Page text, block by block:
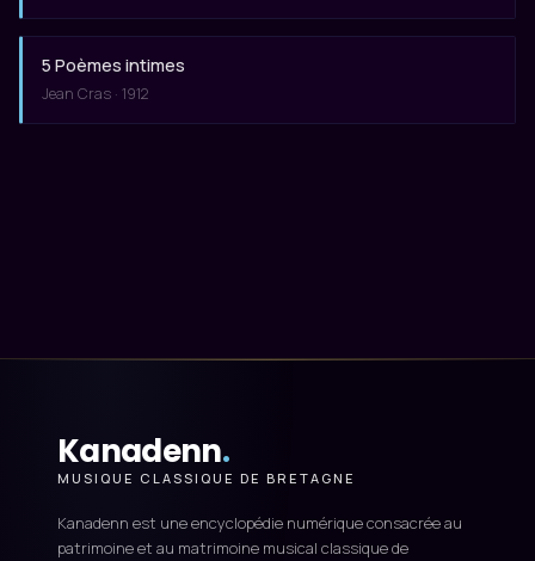
5 Poèmes intimes
Jean Cras · 1912
Kanadenn.
MUSIQUE CLASSIQUE DE BRETAGNE
Kanadenn est une encyclopédie numérique consacrée au
patrimoine et au matrimoine musical classique de